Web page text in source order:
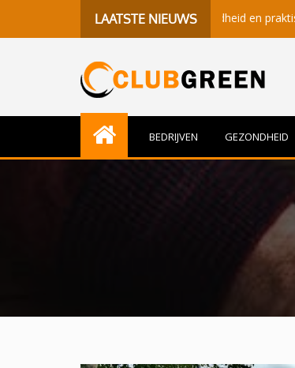
LAATSTE NIEUWS
momenten, gezondheid en praktische
BEDRIJVEN GEZONDHEID